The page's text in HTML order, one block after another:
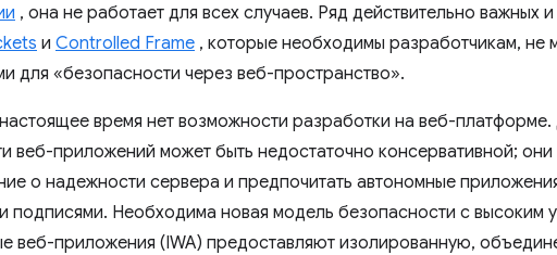
, она не работает для всех случаев. Ряд действительно важных
и Controlled Frame , которые необходимы разработчикам, не
для «безопасности через веб-пространство».
время нет возможности разработки на веб-платформе.
веб-приложений может быть недостаточно консервативной; они
о надежности сервера и предпочитать автономные
подписями. Необходима новая модель безопасности с высоким
веб-приложения (IWA) предоставляют изолированную,